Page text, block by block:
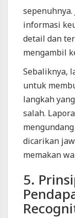
informasi
detail dan
mengambil
Sebaliknya,
untuk
langkah
salah.
dicarikan
memakan
5.